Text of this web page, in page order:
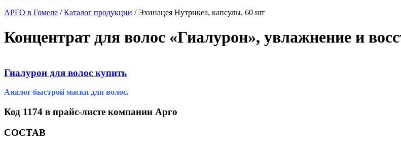
АРГО в Гомеле /Каталог продукции /Эхинацея Нутрикеа, капсулы, 60 шт
Концентрат для волос «Гиалурон», увлажнение и
Гиалурон для волос купить
Аналог быстрой маски для волос.
Код 1174 в прайс-листе компании Арго
СОСТАВ